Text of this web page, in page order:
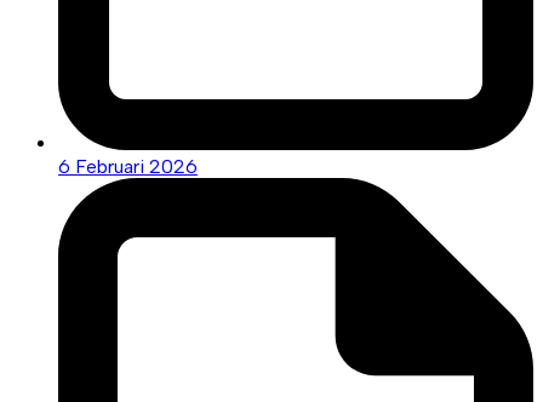
6 Februari 2026